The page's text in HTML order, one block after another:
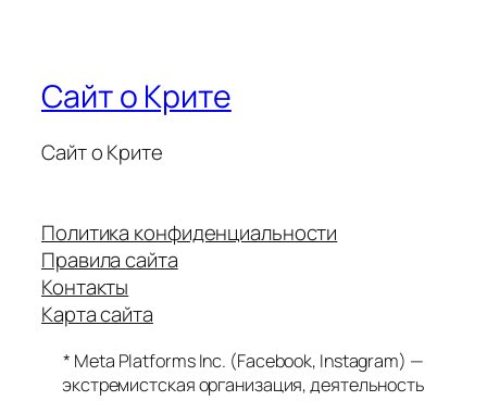
Сайт о Крите
Сайт о Крите
Политика конфиденциальности
Правила сайта
Контакты
Карта сайта
* Meta Platforms Inc. (Facebook, Instagram) —
экстремистская организация, деятельность